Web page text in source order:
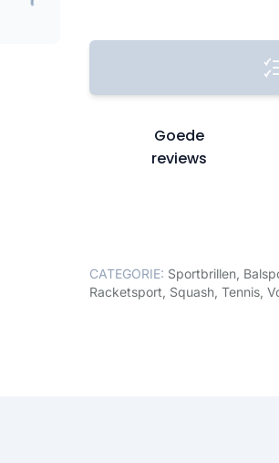
Goede
reviews
CATEGORIE: Sportbrillen,
Racketsport, Squash, Tennis,